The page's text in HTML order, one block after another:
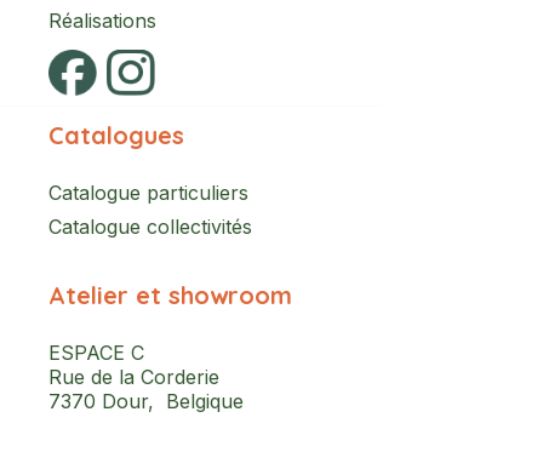
Réalisations
Catalogues
Catalogue particuliers
Catalogue collectivités
Atelier et showroom
ESPACE C
Rue de la Corderie
7370 Dour, Belgique